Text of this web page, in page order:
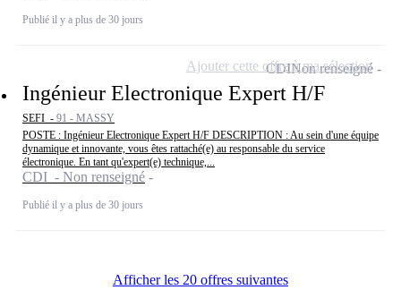
Publié il y a plus de 30 jours
Ingénieur Electronique Expert H/F
SEFI - 91 - MASSY
POSTE : Ingénieur Electronique Expert H/F DESCRIPTION : Au sein d'une équipe
dynamique et innovante, vous êtes rattaché(e) au responsable du service
électronique. En tant qu'expert(e) technique,...
CDI - Non renseigné
Publié il y a plus de 30 jours
CDINon renseigné
Ajouter cette offre à ma sélection
Afficher les 20 offres suivantes